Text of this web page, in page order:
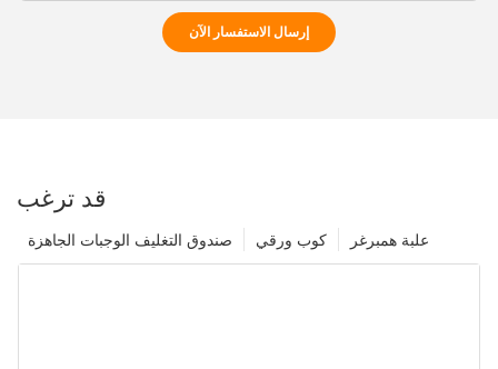
إرسال الاستفسار الآن
قد ترغب
علبة همبرغر كوب ورقي صندوق التغليف الوجبات الجاهزة